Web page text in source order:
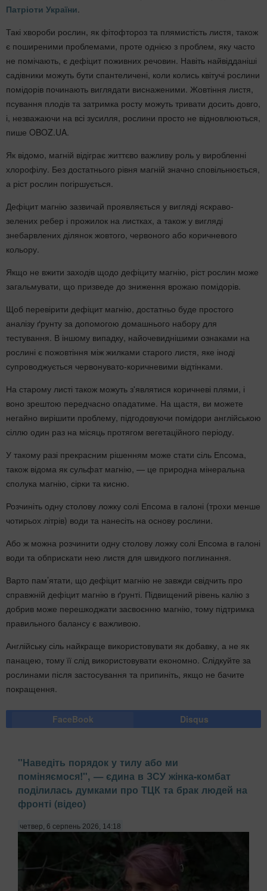
Патріоти України
Такі хвороби рослин, як фітофтороз та плямистість листя, також
є поширеними проблемами, проте однією з проблем, яку часто
не помічають, є дефіцит поживних речовин. Навіть найвідданіші
садівники можуть бути спантеличені, коли колись квітучі рослини
помідорів починають виглядати виснаженими. Жовтіння листя,
псування плодів та затримка росту можуть тривати досить довго,
і, незважаючи на всі зусилля, рослини просто не відновлюються,
пише OBOZ.UA.
Як відомо, магній відіграє життєво важливу роль у виробленні
хлорофілу. Без достатнього рівня магній значно сповільнюється,
а ріст рослин погіршується.
Дефіцит магнію зазвичай проявляється у вигляді яскраво-
зелених ребер і прожилок на листках, а також у вигляді
знебарвлених ділянок жовтого, червоного або коричневого
кольору.
Якщо не вжити заходів щодо дефіциту магнію, ріст рослин може
загальмувати, що призведе до зниження врожаю помідорів.
Щоб перевірити дефіцит магнію, достатньо буде простого
аналізу ґрунту за допомогою домашнього набору для
тестування. В іншому випадку, найочевиднішими ознаками на
рослині є пожовтіння між жилками старого листя, яке іноді
супроводжується червонувато-коричневими відтінками.
На старому листі також можуть з'являтися коричневі плями, і
воно зрештою передчасно опадатиме. На щастя, ви можете
негайно вирішити проблему, підгодовуючи помідори англійською
сіллю один раз на місяць протягом вегетаційного періоду.
У такому разі прекрасним рішенням може стати сіль Епсома,
також відома як сульфат магнію, — це природна мінеральна
сполука магнію, сірки та кисню.
Розчиніть одну столову ложку солі Епсома в галоні (трохи менше
чотирьох літрів) води та нанесіть на основу рослини.
Або ж можна розчинити одну столову ложку солі Епсома в галоні
води та обприскати нею листя для швидкого поглинання.
Варто пам’ятати, що дефіцит магнію не завжди свідчить про
справжній дефіцит магнію в ґрунті. Підвищений рівень калію з
добрив може перешкоджати засвоєнню магнію, тому підтримка
правильного балансу є важливою.
Англійську сіль найкраще використовувати як добавку, а не як
панацею, тому її слід використовувати економно. Слідкуйте за
рослинами після застосування та припиніть, якщо не бачите
покращення.
FaceBook Disqus
"Наведіть порядок у тилу або ми
поміняємося!", — єдина в ЗСУ жінка-комбат
поділилась думками про ТЦК та брак людей на
фронті (відео)
четвер, 6 серпень 2026, 14:18